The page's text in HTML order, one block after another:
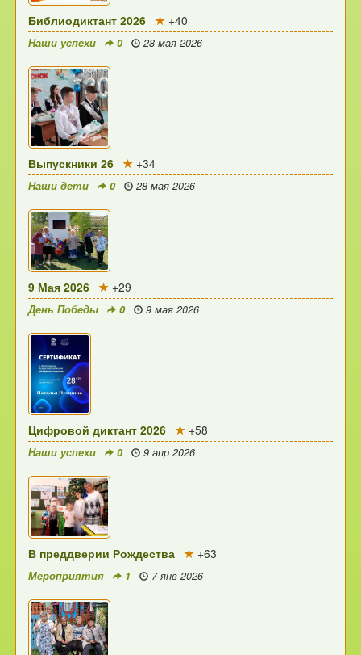
Библиодиктант 2026 +40
Наши успехи 0 28 мая 2026
Выпускники 26 +34
Наши дети 0 28 мая 2026
9 Мая 2026 +29
День Победы 0 9 мая 2026
Цифровой диктант 2026 +58
Наши успехи 0 9 апр 2026
В преддверии Рождества +63
Мероприятия 1 7 янв 2026